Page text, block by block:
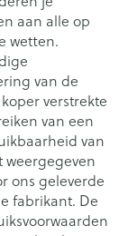
aan alle op
wetten.
van de
verstrekte
van een
van
ons geleverde
fabrikant. De